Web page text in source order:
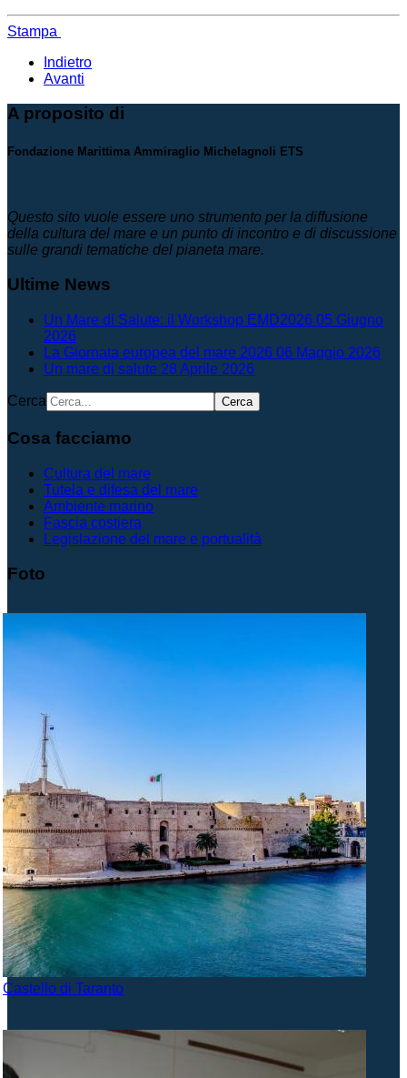
Stampa
Indietro
Avanti
A proposito di
Fondazione Marittima Ammiraglio Michelagnoli ETS
Questo sito vuole essere uno strumento per la diffusione
della cultura del mare e un punto di incontro e di discussione
sulle grandi tematiche del pianeta mare.
Ultime News
Un Mare di Salute: il Workshop EMD2026 05 Giugno
2026
La Giornata europea del mare 2026 06 Maggio 2026
Un mare di salute 28 Aprile 2026
Cerca Cerca
Cosa facciamo
Cultura del mare
Tutela e difesa del mare
Ambiente marino
Fascia costiera
Legislazione del mare e portualità
Foto
Castello di Taranto